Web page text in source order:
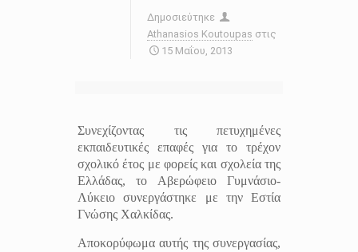
Δημοσιεύτηκε
Athanasios Koutoupas στις
15 Μαΐου, 2013
Συνεχίζοντας τις πετυχημένες
εκπαιδευτικές επαφές για το τρέχον
σχολικό έτος με φορείς και σχολεία της
Ελλάδας, το Αβερώφειο Γυμνάσιο-
Λύκειο συνεργάστηκε με την Εστία
Γνώσης Χαλκίδας.
Αποκορύφωμα αυτής της συνεργασίας,